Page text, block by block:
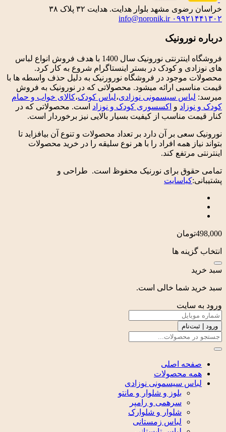
مشهد بلوار هدایت. هدایت ۳۲ پلاک ۳۸
info@noronik.ir
فروشگاه اینترنتی نورونیک سال 1400 با هدف فروش انواع لباس
و کودک در بستر اینستاگرام شروع به کار کرد.
موجود در فروشگاه نورورنیک به دلیل حذف واسطه ها با
ارائه میشود. محصولاتی که در نورونیک به فروش
لباس سیسمونی نوزادی، لباس کودک،کالای خواب و حمام
و اکسسوری کودک و نوزاداست. محصولاتی که در
مناسب از کیفیت بسیار بالایی نیز برخوردار است.
بر آن دارد بر تعداد محصولات و تنوع آن بیافزاید تا
همه افراد را با هر نوع سلیقه را در خرید محصولات
مرتفع کند.
برای نورنیک محفوظ است. طراحی و
کیاسایت
تومان
ها
شما خالی است.
سایت
اصلی
محصولات
سیسمونی نوزادی
بلوز و شلوار و مانتو
سرهمی و رامپر
شلوار و شلوارک
لباس زمستانی